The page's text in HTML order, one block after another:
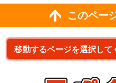
このペー